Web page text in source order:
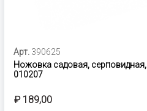
Арт. 390625
Ножовка садовая, серповидная,
010207
₽ 189,00